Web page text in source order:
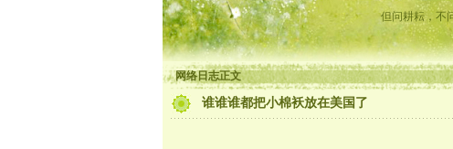
但问耕耘，不
网络日志正文
谁谁谁都把小棉袄放在美国了